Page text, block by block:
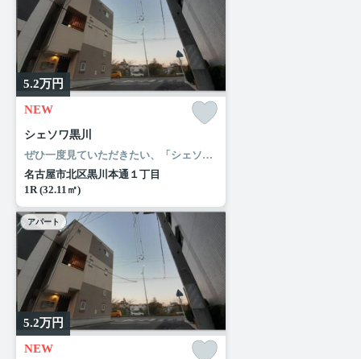
5.2万円
NEW
シェソワ黒川
ぜひ一度見ていただきたい、「シェソワ黒川」です。ローソン 清水五丁目店まで徒歩4分と近場にコンビニがあるのもポイント。名古屋市北区エリアの名古屋市営名城線黒川付近で不動産をお探しの方。きっとあなた好みのお部屋が見つかります。お気軽にご連絡ください。
名古屋市北区黒川本通１丁目
1R (32.11㎡)
アパート
5.2万円
NEW